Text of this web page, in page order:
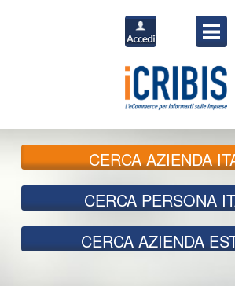
CERCAAZIENDA
CERCA PERSONA
CERCA AZIENDA